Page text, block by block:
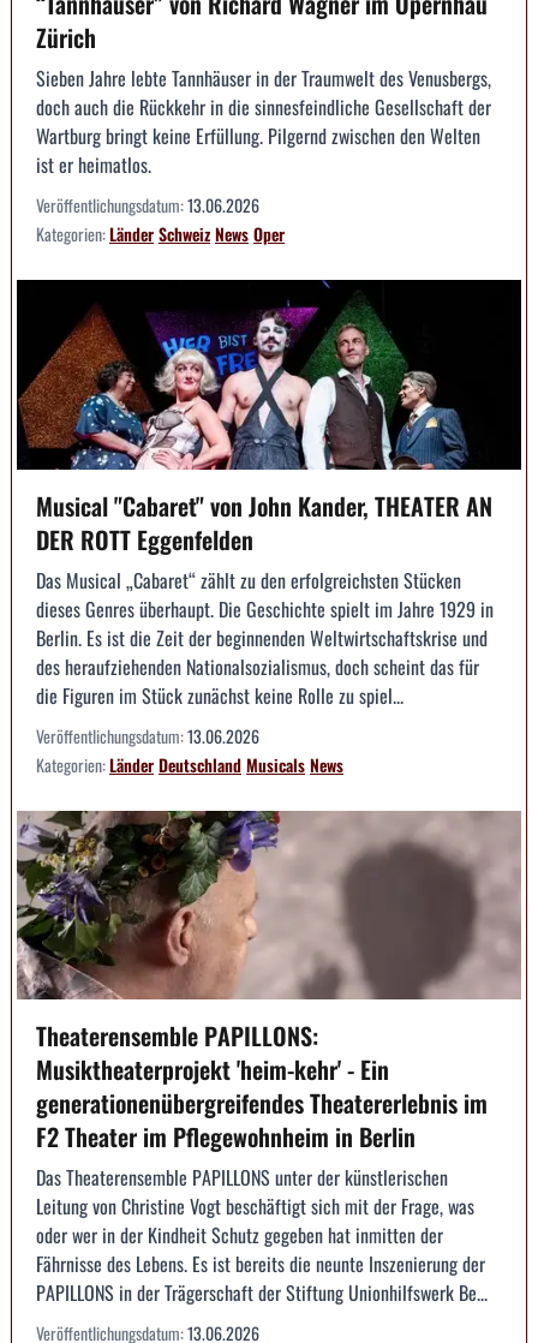
Zürich
Sieben Jahre lebte Tannhäuser in der Traumwelt des Venusbergs,
doch auch die Rückkehr in die sinnesfeindliche Gesellschaft der
Wartburg bringt keine Erfüllung. Pilgernd zwischen den Welten
ist er heimatlos.
Veröffentlichungsdatum:13.06.2026
Kategorien:LänderSchweizNewsOper
Musical "Cabaret" von John Kander, THEATER AN
DER ROTT Eggenfelden
Das Musical „Cabaret“ zählt zu den erfolgreichsten Stücken
dieses Genres überhaupt. Die Geschichte spielt im Jahre 1929 in
Berlin. Es ist die Zeit der beginnenden Weltwirtschaftskrise und
des heraufziehenden Nationalsozialismus, doch scheint das für
die Figuren im Stück zunächst keine Rolle zu spiel...
Veröffentlichungsdatum:13.06.2026
Kategorien:LänderDeutschlandMusicalsNews
Theaterensemble PAPILLONS:
Musiktheaterprojekt 'heim-kehr' - Ein
generationenübergreifendes Theatererlebnis im
F2 Theater im Pflegewohnheim in Berlin
Das Theaterensemble PAPILLONS unter der künstlerischen
Leitung von Christine Vogt beschäftigt sich mit der Frage, was
oder wer in der Kindheit Schutz gegeben hat inmitten der
Fährnisse des Lebens. Es ist bereits die neunte Inszenierung der
PAPILLONS in der Trägerschaft der Stiftung Unionhilfswerk Be...
Veröffentlichungsdatum:13.06.2026